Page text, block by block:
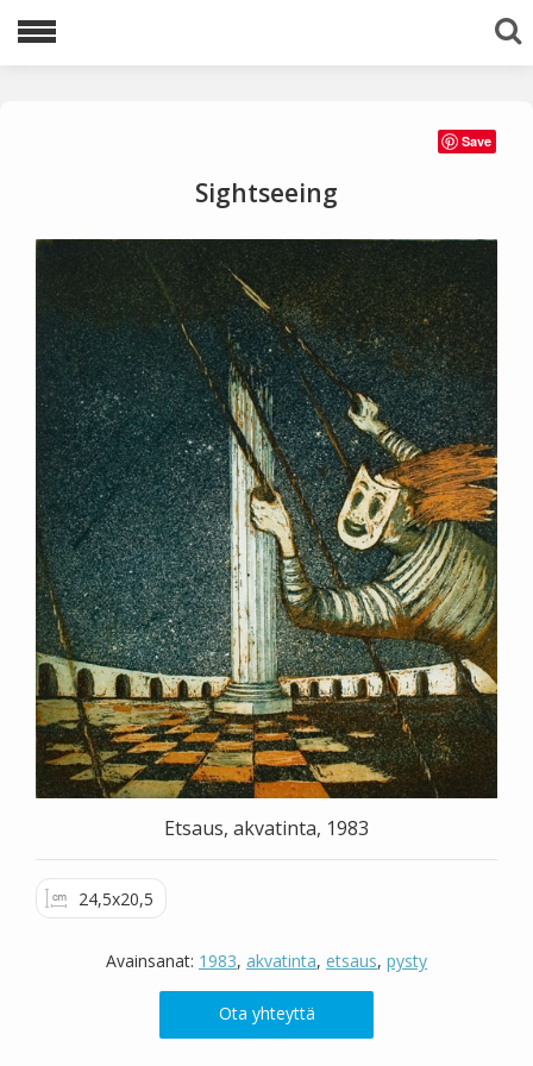
2006 2007 2008 2009 2010
2011 2012 2013 2016 2020
2021 akvatinta Ariadnen lanka avaruus
egyptit etsaus kuivaneula mezzotinto
pysty tuolit vaaka viestejä
Valitse väri
Hae sivustolta
Save
Sightseeing
Etsaus, akvatinta, 1983
24,5x20,5
Avainsanat: 1983, akvatinta, etsaus, pysty
Ota yhteyttä